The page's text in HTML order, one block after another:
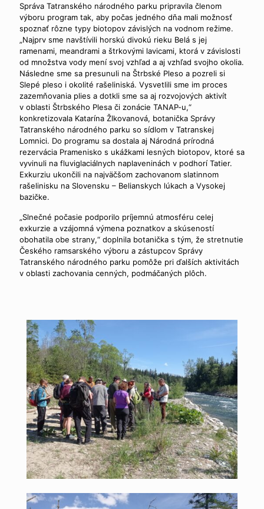
Správa Tatranského národného parku pripravila členom
výboru program tak, aby počas jedného dňa mali možnosť
spoznať rôzne typy biotopov závislých na vodnom režime.
„Najprv sme navštívili horskú divokú rieku Belá s jej
ramenami, meandrami a štrkovými lavicami, ktorá v závislosti
od množstva vody mení svoj vzhľad a aj vzhľad svojho okolia.
Následne sme sa presunuli na Štrbské Pleso a pozreli si
Slepé pleso i okolité rašeliniská. Vysvetlili sme im proces
zazemňovania plies a dotkli sme sa aj rozvojových aktivít
v oblasti Štrbského Plesa či zonácie TANAP-u,“
konkretizovala Katarína Žlkovanová, botanička Správy
Tatranského národného parku so sídlom v Tatranskej
Lomnici. Do programu sa dostala aj Národná prírodná
rezervácia Pramenisko s ukážkami lesných biotopov, ktoré sa
vyvinuli na fluviglaciálnych naplaveninách v podhorí Tatier.
Exkurziu ukončili na najväčšom zachovanom slatinnom
rašelinisku na Slovensku – Belianskych lúkach a Vysokej
bazičke.
„Slnečné počasie podporilo príjemnú atmosféru celej
exkurzie a vzájomná výmena poznatkov a skúseností
obohatila obe strany,“ doplnila botanička s tým, že stretnutie
Českého ramsarského výboru a zástupcov Správy
Tatranského národného parku pomôže pri ďalších aktivitách
v oblasti zachovania cenných, podmáčaných plôch.